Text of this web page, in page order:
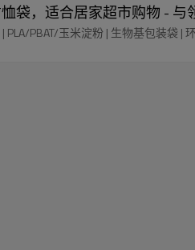
袋，适合居家超市购物 - 与
PLA/PBAT/玉米淀粉 | 生物基包装袋 |